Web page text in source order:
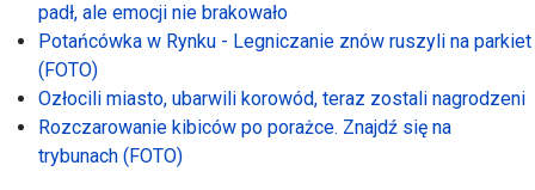
padł, ale emocji nie brakowało
Potańcówka w Rynku - Legniczanie znów ruszyli na parkiet
(FOTO)
Ozłocili miasto, ubarwili korowód, teraz zostali nagrodzeni
Rozczarowanie kibiców po porażce. Znajdź się na
trybunach (FOTO)